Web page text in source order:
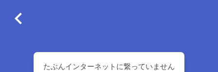
たぶんインターネットに繋っていません